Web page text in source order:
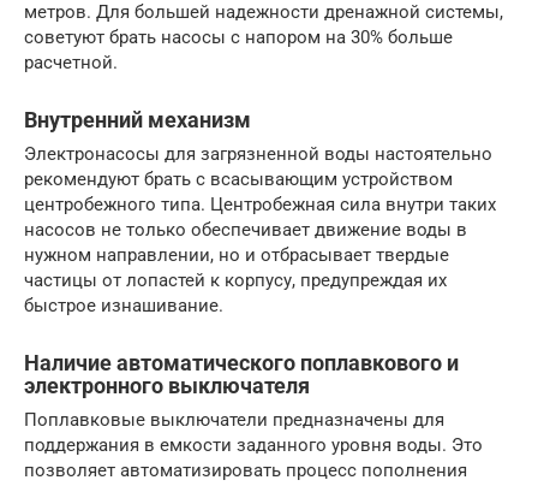
метров. Для большей надежности дренажной системы,
советуют брать насосы с напором на 30% больше
расчетной.
Внутренний механизм
Электронасосы для загрязненной воды настоятельно
рекомендуют брать с всасывающим устройством
центробежного типа. Центробежная сила внутри таких
насосов не только обеспечивает движение воды в
нужном направлении, но и отбрасывает твердые
частицы от лопастей к корпусу, предупреждая их
быстрое изнашивание.
Наличие автоматического поплавкового и
электронного выключателя
Поплавковые выключатели предназначены для
поддержания в емкости заданного уровня воды. Это
позволяет автоматизировать процесс пополнения